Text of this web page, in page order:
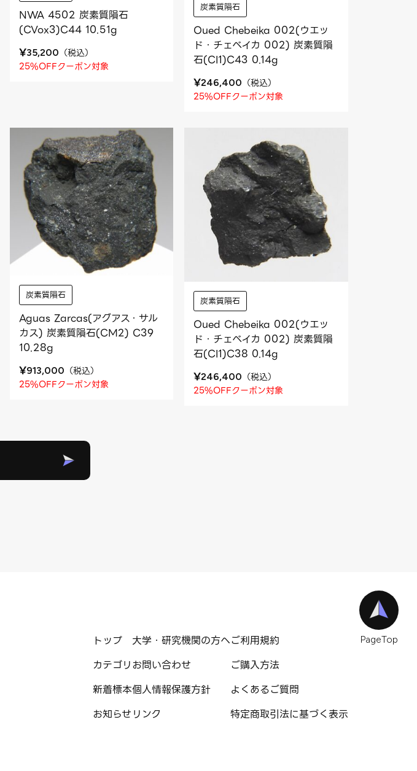
NWA 4502 炭素質隕石
(CVox3)C44 10.51g
¥35,200 （税込）
25%OFFクーポン対象
炭素質隕石
Oued Chebeika 002(ウエッ
ド・チェベイカ 002) 炭素質隕
石(CI1)C43 0.14g
¥246,400 （税込）
25%OFFクーポン対象
炭素質隕石
Aguas Zarcas(アグアス・サル
カス) 炭素質隕石(CM2) C39
10.28g
¥913,000 （税込）
25%OFFクーポン対象
炭素質隕石
Oued Chebeika 002(ウエッ
ド・チェベイカ 002) 炭素質隕
石(CI1)C38 0.14g
¥246,400 （税込）
25%OFFクーポン対象
PageTop
トップ
カテゴリ
新着標本
お知らせ
大学・研究機関の方へ
お問い合わせ
個人情報保護方針
リンク
ご利用規約
ご購入方法
よくあるご質問
特定商取引法に基づく表示